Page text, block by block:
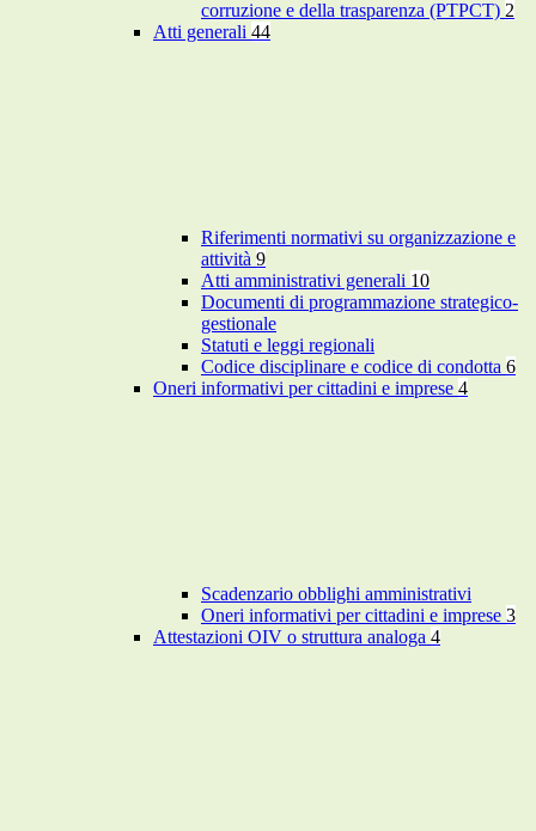
corruzione e della trasparenza (PTPCT) 2
Atti generali 44
Riferimenti normativi su organizzazione e
attività 9
Atti amministrativi generali 10
Documenti di programmazione strategico-
gestionale
Statuti e leggi regionali
Codice disciplinare e codice di condotta 6
Oneri informativi per cittadini e imprese 4
Scadenzario obblighi amministrativi
Oneri informativi per cittadini e imprese 3
Attestazioni OIV o struttura analoga 4